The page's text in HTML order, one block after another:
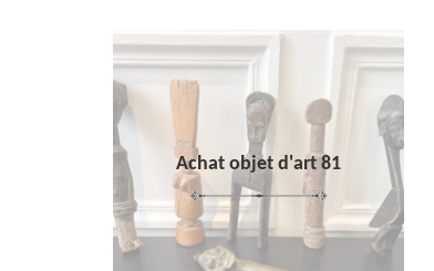
Achat objet d'art 81